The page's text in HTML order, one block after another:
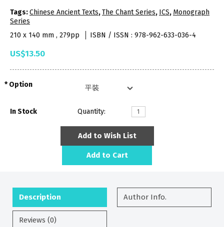
Tags:Chinese Ancient Texts,The Chant Series, ICS, Monograph
Series
210 x 140 mm , 279pp
ISBN / ISSN : 978-962-633-036-4
US$13.50
Option
In Stock Quantity:
Add to Wish List
Add to Cart
Description Author Info.
Reviews (0)